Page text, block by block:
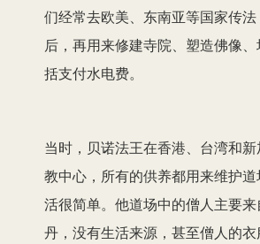
们经常去欧美、东南亚等国家传
后，再用来修建寺院、塑造佛像
括支付水电费。
当时，贝诺法王在香港、台湾和
教中心，所有的供养都用来维护
活很简单。他道场中的僧人主要
丹，没有生活来源，甚至僧人的